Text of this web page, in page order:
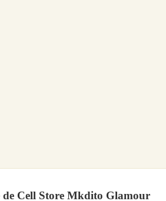
Cell Store Mkdito Glamour